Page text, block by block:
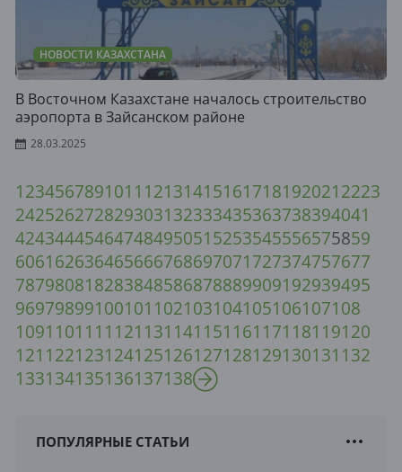
НОВОСТИ КАЗАХСТАНА
В Восточном Казахстане началось строительство
аэропорта в Зайсанском районе
28.03.2025
1234567891011 121314151617181920212223
242526272829303132333435363738394041
424344454647484950515253545556575859
606162636465666768697071727374757677
787980818283848586878889909192939495
96979899100101 102103104105106107108
109110111 112113114115116117118119120
121 122123124125126127128129130131 132
133134135136137138
ПОПУЛЯРНЫЕ СТАТЬИ